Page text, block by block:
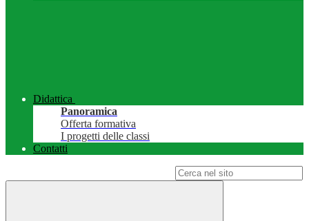
Didattica
Panoramica
Offerta formativa
I progetti delle classi
Contatti